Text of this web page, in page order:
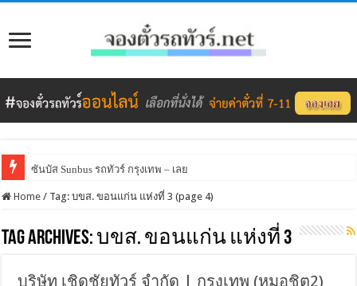
ซันบัส Sunbus รถทัวร์ กรุงเทพ – เลย
Home / Tag:บขส. ขอนแก่น แห่งที่ 3 (page 4)
Tag Archives: บขส. ขอนแก่น แห่งที่ 3
บริษัท เชิดชัยทัวร์ จำกัด | กรุงเทพ (หมอชิต2)